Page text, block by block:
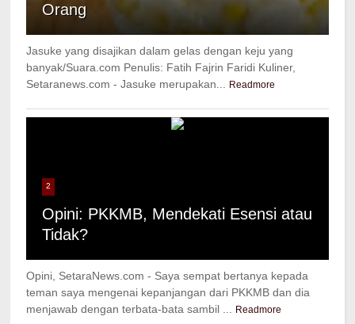
Orang
Jasuke yang disajikan dalam gelas dengan keju yang
banyak/Suara.com Penulis: Fatih Fajrin Faridi Kuliner,
Setaranews.com - Jasuke merupakan...
Readmore
2
Opini: PKKMB, Mendekati Esensi atau
Tidak?
Opini, SetaraNews.com - Saya sempat bertanya kepada
teman saya mengenai kepanjangan dari PKKMB dan dia
menjawab dengan terbata-bata sambil ...
Readmore